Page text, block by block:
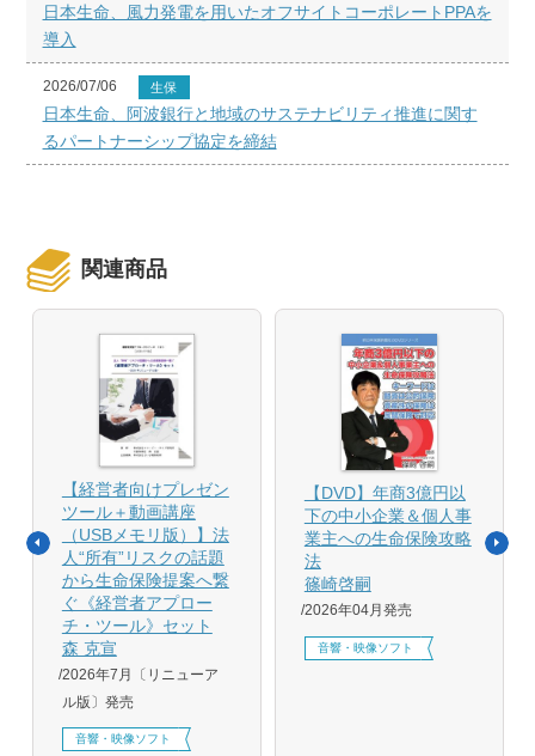
日本生命、風力発電を用いたオフサイトコーポレートPPAを
導入
2026/07/06 生保
日本生命、阿波銀行と地域のサステナビリティ推進に関す
るパートナーシップ協定を締結
関連商品
【経営者向けプレゼン
ツール＋動画講座
（USBメモリ版）】法
人“所有”リスクの話題
から生命保険提案へ繋
ぐ《経営者アプロー
チ・ツール》セット
森 克宣
2026年7月〔リニューア
ル版〕発売
音響・映像ソフト
【DVD】年商3億円以
下の中小企業＆個人事
業主への生命保険攻略
法
篠崎啓嗣
2026年04月発売
音響・映像ソフト